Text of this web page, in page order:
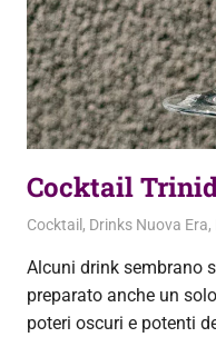
Cocktail
2 Ottobre 2020
admin
Cocktail, Drinks Nuova Era,
Alcuni drink sembrano
preparato anche un
poteri oscuri e potenti